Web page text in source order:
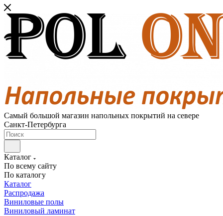
Самый большой магазин напольных покрытий на севере
Санкт-Петербурга
Каталог
По всему сайту
По каталогу
Каталог
Распродажа
Виниловые полы
Виниловый ламинат